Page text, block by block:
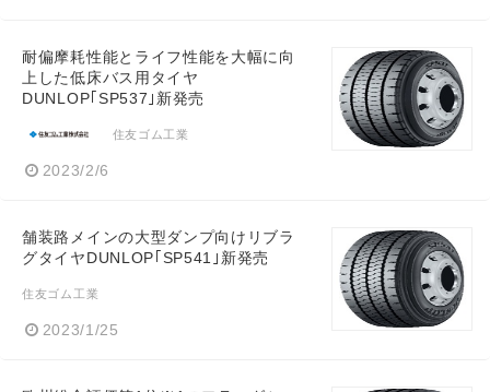
耐偏摩耗性能とライフ性能を大幅に向
上した低床バス用タイヤ
DUNLOP｢SP537｣新発売
住友ゴム工業
2023/2/6
舗装路メインの大型ダンプ向けリブラ
グタイヤDUNLOP｢SP541｣新発売
住友ゴム工業
2023/1/25